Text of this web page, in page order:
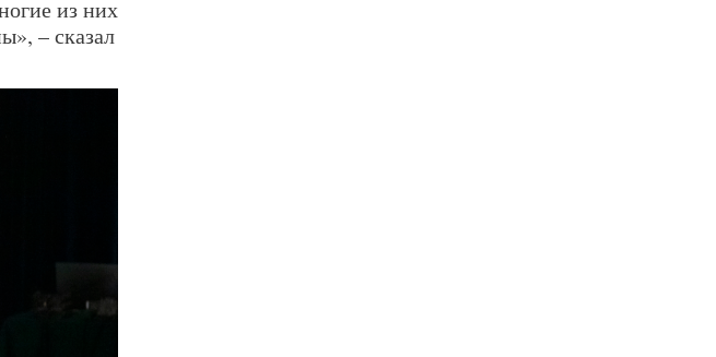
из них
– сказал